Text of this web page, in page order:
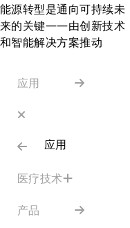
能源转型是通向可持续未
来的关键——由创新技术
和智能解决方案推动
应用
应用
医疗技术
产品